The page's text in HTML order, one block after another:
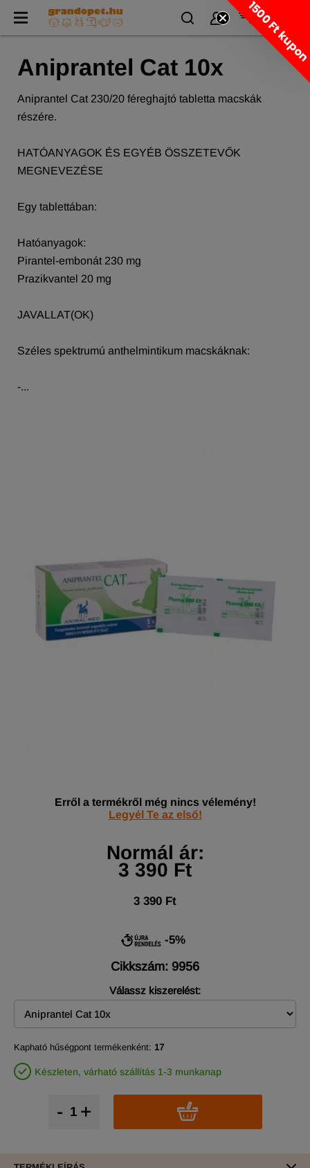
Aniprantel Cat 10x
Aniprantel Cat 230/20 féreghajtó tabletta macskák
részére.
HATÓANYAGOK ÉS EGYÉB ÖSSZETEVŐK
MEGNEVEZÉSE
Egy tablettában:
Hatóanyagok:
Pirantel-embonát 230 mg
Prazikvantel 20 mg
JAVALLAT(OK)
Széles spektrumú anthelmintikum macskáknak:
-...
Erről a termékről még nincs vélemény!
Legyél Te az első!
Normál ár:
3 390 Ft
3 390 Ft
-5%
Cikkszám: 9956
Válassz kiszerelést:
Kapható hűségpont termékenként: 17
Készleten, várható szállítás 1-3 munkanap
+
-
1500 Ft